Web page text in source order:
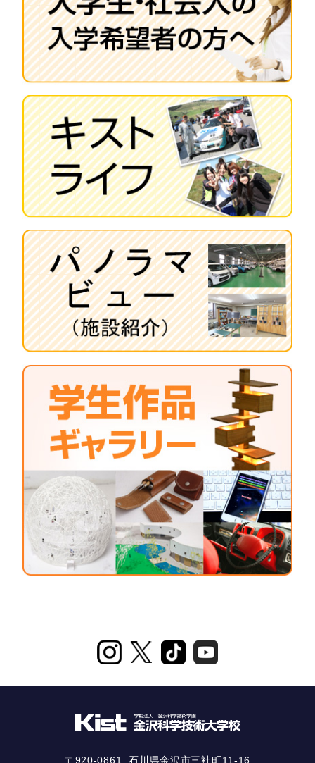
〒920-0861 石川県金沢市三社町11-16